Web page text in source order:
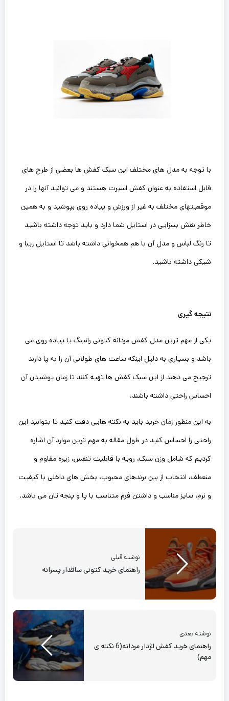
با توجه به مدل های مختلف این سبک کفش ها بعضی از طرح های
قابل استفاده به عنوان کفش اسپرت هستند و می توانید آنها را در
موقعیتهای مختلف به غیر از ورزش و پیاده روی بپوشید و به همین
خاطر نقش بسزایی در استایل شما دارد و باید توجه داشته باشید
تا رنگ لباس و مدل آن با هم همخوانی داشته باشد تا استایل زیبا و
شیکی داشته باشید‌.
نتیجه گیری
یکی از مهم ترین مدل کفش مردانه کتونی رانینگ یا پیاده روی می
باشد و بسیاری به دلیل اینکه ساعت های طولانی آن را به پا دارند
ترجیح می دهند از این سبک کفش ها تهیه کنند تا زمان پوشیدن آن
احساس راحتی داشته باشند.
به این منظور زمان خرید باید به نکته هایی دقت کنید تا بتوانید این
راحتی را احساس کنید در طول مقاله به مهم ترین موارد آن اشاره
کردیم که شامل وزن سبک، رویه با قابلیت تنفس، زیره مقاوم و
منعطف، انتخاب از بین برندهای محبوب، بخش های داخلی با کیفیت
و نرم، سایز مناسب و داشتن فرم متناسب با پا و پنجه تان می باشد.
نوشته قبلی
راهنمای خرید کتونی ساقدار پسرانه
نوشته بعدی
راهنمای خرید کفش لژدار مردانه(6 نکته ی
مهم)